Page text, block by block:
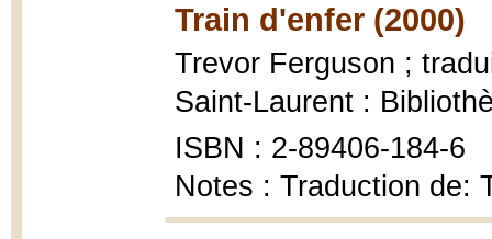
Train d'enfer (2000)
Trevor Ferguson ;
Saint-Laurent :
ISBN : 2-89406-184-6
Notes : Traduction de: